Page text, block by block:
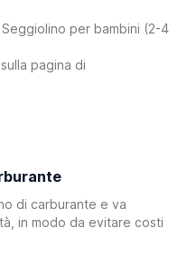
per bambini (2-4
pagina di
di carburante e va
in modo da evitare costi